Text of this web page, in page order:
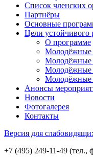
Список членских
Партнёры
Основные
Цели устойчивого
О программе
Молодёжные
Молодёжные
Молодёжные
Молодёжные
Анонсы
Новости
Фотогалерея
Контакты
Версия для
+7 (495) 249-11-49 (тел.,